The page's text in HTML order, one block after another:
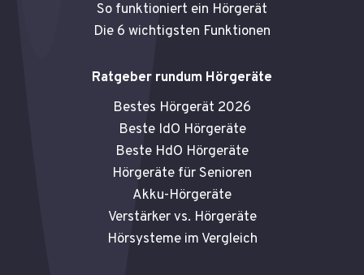
So funktioniert ein Hörgerät
Die 6 wichtigsten Funktionen
Ratgeber rundum Hörgeräte
Bestes Hörgerät 2026
Beste IdO Hörgeräte
Beste HdO Hörgeräte
Hörgeräte für Senioren
Akku-Hörgeräte
Verstärker vs. Hörgeräte
Hörsysteme im Vergleich